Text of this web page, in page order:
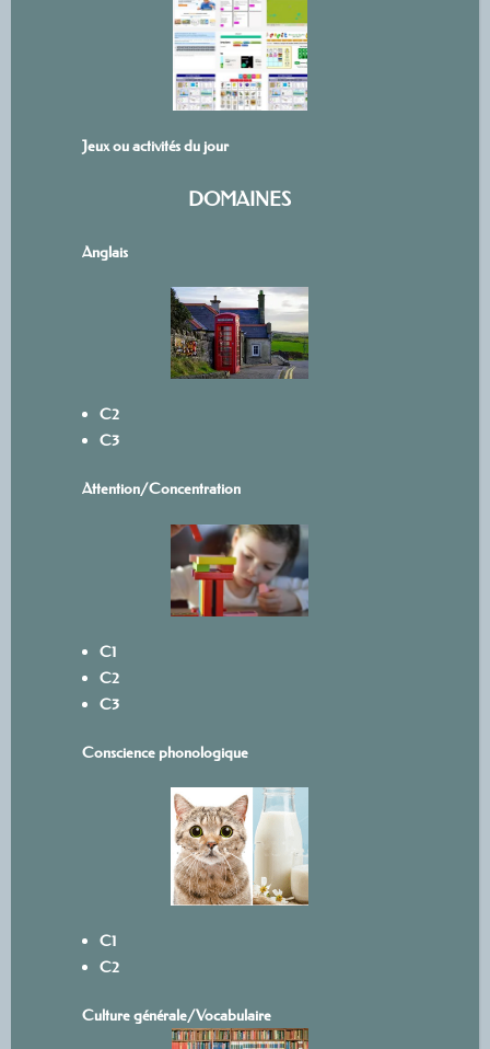
Jeux ou activités du jour
DOMAINES
Anglais
C2
C3
Attention/Concentration
C1
C2
C3
Conscience phonologique
C1
C2
Culture générale/Vocabulaire